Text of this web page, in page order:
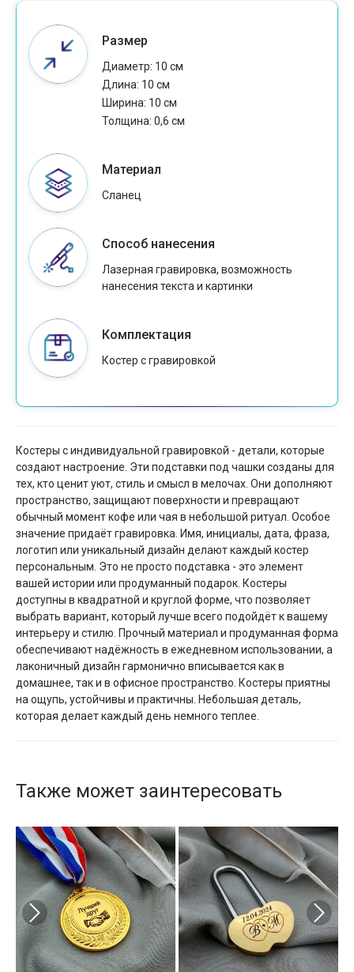
Размер
Диаметр: 10 см
Длина: 10 см
Ширина: 10 см
Толщина: 0,6 см
Материал
Сланец
Способ нанесения
Лазерная гравировка, возможность
нанесения текста и картинки
Комплектация
Костер с гравировкой
Костеры с индивидуальной гравировкой - детали, которые
создают настроение. Эти подставки под чашки созданы для
тех, кто ценит уют, стиль и смысл в мелочах. Они дополняют
пространство, защищают поверхности и превращают
обычный момент кофе или чая в небольшой ритуал. Особое
значение придаёт гравировка. Имя, инициалы, дата, фраза,
логотип или уникальный дизайн делают каждый костер
персональным. Это не просто подставка - это элемент
вашей истории или продуманный подарок. Костеры
доступны в квадратной и круглой форме, что позволяет
выбрать вариант, который лучше всего подойдёт к вашему
интерьеру и стилю. Прочный материал и продуманная форма
обеспечивают надёжность в ежедневном использовании, а
лаконичный дизайн гармонично вписывается как в
домашнее, так и в офисное пространство. Костеры приятны
на ощупь, устойчивы и практичны. Небольшая деталь,
которая делает каждый день немного теплее.
Также может заинтересовать